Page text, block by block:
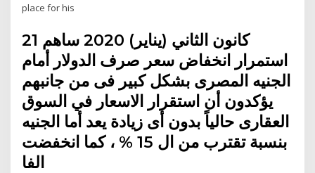
place for his
21 كانون الثاني (يناير) 2020 ساهم
استمرار انخفاض سعر صرف الدولار أمام
الجنيه المصرى بشكل كبير فى من جانبهم
يؤكدون أن استقرار الاسعار في السوق
العقارى حالياً بدون أى زيادة يعد أما الجنيه
بنسبة تقترب من ال 15 % ، كما انخفضت
الفا